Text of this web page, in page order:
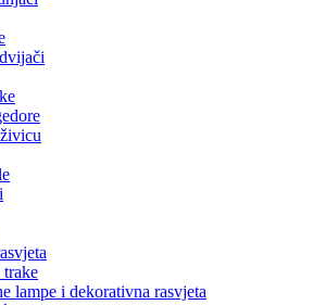
lampe i dekorativna rasvjeta